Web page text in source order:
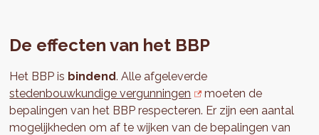
De effecten van het BBP
Het BBP is bindend. Alle afgeleverde
stedenbouwkundige vergunningen
moeten de
bepalingen van het BBP respecteren. Er zijn een aantal
mogelijkheden om af te wijken van de bepalingen van